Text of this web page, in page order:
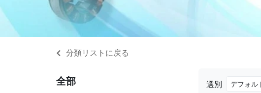
分類リストに戻る
選別
全部